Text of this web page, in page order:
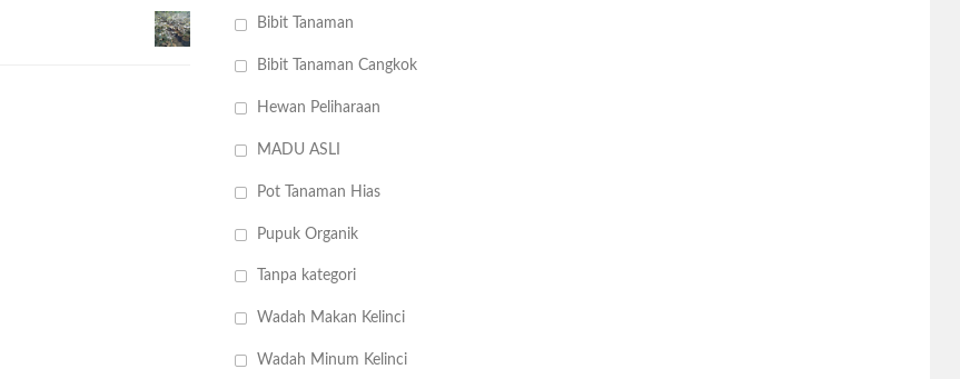
Bibit Tanaman
Bibit Tanaman Cangkok
Hewan Peliharaan
MADU ASLI
Pot Tanaman Hias
Pupuk Organik
Tanpa kategori
Wadah Makan Kelinci
Wadah Minum Kelinci